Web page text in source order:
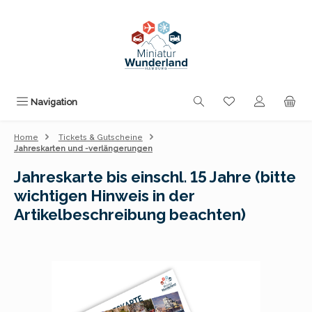
Navigation Du hast 0
Home
Tickets & Gutscheine
Jahreskarten und -verlängerungen
Jahreskarte bis einschl. 15 Jahre (bitte
wichtigen Hinweis in der
Artikelbeschreibung beachten)